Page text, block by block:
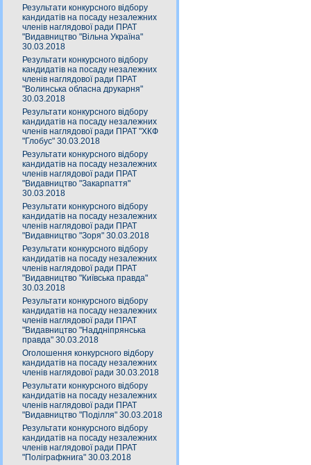
Результати конкурсного відбору
кандидатів на посаду незалежних
членів наглядової ради ПРАТ
"Видавництво "Вільна Україна"
30.03.2018
Результати конкурсного відбору
кандидатів на посаду незалежних
членів наглядової ради ПРАТ
"Волинська обласна друкарня"
30.03.2018
Результати конкурсного відбору
кандидатів на посаду незалежних
членів наглядової ради ПРАТ "ХКФ
"Глобус" 30.03.2018
Результати конкурсного відбору
кандидатів на посаду незалежних
членів наглядової ради ПРАТ
"Видавництво "Закарпаття"
30.03.2018
Результати конкурсного відбору
кандидатів на посаду незалежних
членів наглядової ради ПРАТ
"Видавництво "Зоря" 30.03.2018
Результати конкурсного відбору
кандидатів на посаду незалежних
членів наглядової ради ПРАТ
"Видавництво "Київська правда"
30.03.2018
Результати конкурсного відбору
кандидатів на посаду незалежних
членів наглядової ради ПРАТ
"Видавництво "Наддніпрянська
правда" 30.03.2018
Оголошення конкурсного відбору
кандидатів на посаду незалежних
членів наглядової ради 30.03.2018
Результати конкурсного відбору
кандидатів на посаду незалежних
членів наглядової ради ПРАТ
"Видавництво "Поділля" 30.03.2018
Результати конкурсного відбору
кандидатів на посаду незалежних
членів наглядової ради ПРАТ
"Поліграфкнига" 30.03.2018